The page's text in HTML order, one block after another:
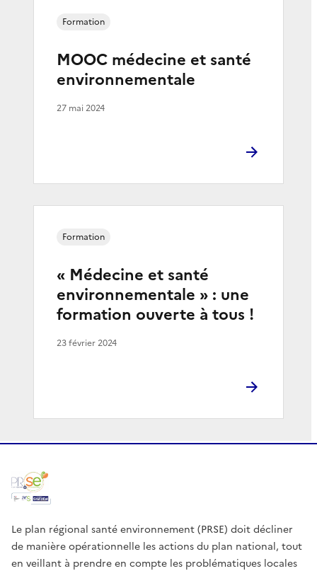
MOOC médecine et santé
environnementale
Formation
27 mai 2024
« Médecine et santé
environnementale » : une
formation ouverte à tous !
Formation
23 février 2024
Le plan régional santé environnement (PRSE) doit décliner
de manière opérationnelle les actions du plan national, tout
en veillant à prendre en compte les problématiques locales